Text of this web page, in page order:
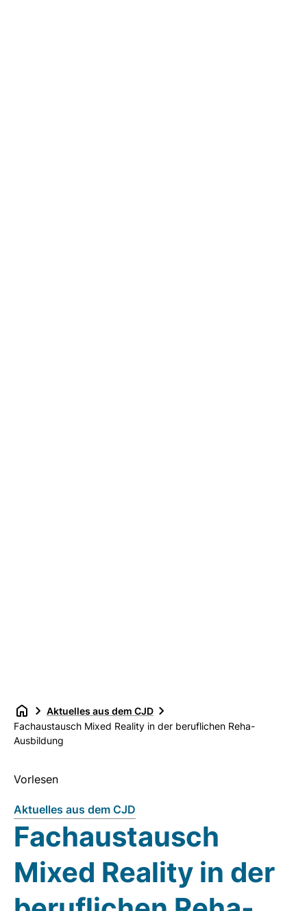
Aktuelles aus dem CJD
Fachaustausch Mixed Reality in der beruflichen Reha-
Ausbildung
Vorlesen
Aktuelles aus dem CJD
Fachaustausch
Mixed Reality in der